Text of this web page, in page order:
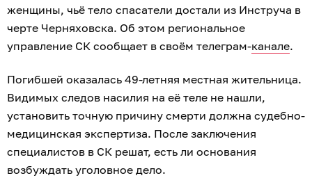
женщины, чьё тело спасатели достали из Инструча в
черте Черняховска. Об этом региональное
управление СК сообщает в своём телеграм-канале.
Погибшей оказалась 49-летняя местная жительница.
Видимых следов насилия на её теле не нашли,
установить точную причину смерти должна судебно-
медицинская экспертиза. После заключения
специалистов в СК решат, есть ли основания
возбуждать уголовное дело.